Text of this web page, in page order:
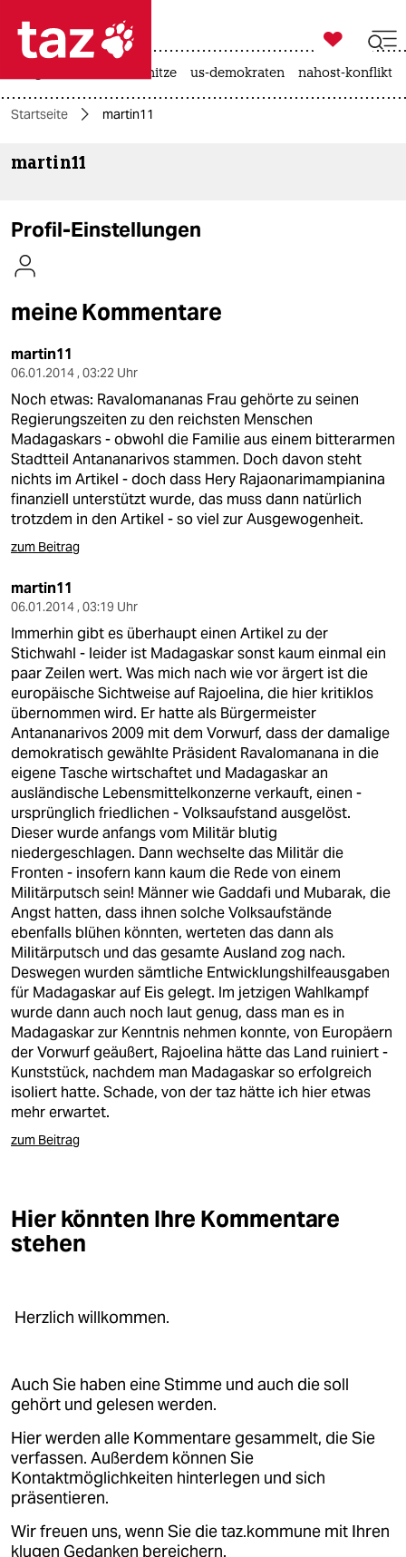
 taz zahl ich
themen
kultur
sport
berlin
nord
wahrheit
verlag
veranstaltungen
shop
fragen & hilfe
unterstützen
abo
genossenschaft
epaper login

taz zahl ich
hitze us-demokraten nahost-konflikt
Startseite martin11
martin11
Profil-Einstellungen
meine Kommentare
martin11
06.01.2014 , 03:22 Uhr
Noch etwas: Ravalomananas Frau gehörte zu seinen
Regierungszeiten zu den reichsten Menschen
Madagaskars - obwohl die Familie aus einem bitterarmen
Stadtteil Antananarivos stammen. Doch davon steht
nichts im Artikel - doch dass Hery Rajaonarimampianina
finanziell unterstützt wurde, das muss dann natürlich
trotzdem in den Artikel - so viel zur Ausgewogenheit.
zum Beitrag
martin11
06.01.2014 , 03:19 Uhr
Immerhin gibt es überhaupt einen Artikel zu der
Stichwahl - leider ist Madagaskar sonst kaum einmal ein
paar Zeilen wert. Was mich nach wie vor ärgert ist die
europäische Sichtweise auf Rajoelina, die hier kritiklos
übernommen wird. Er hatte als Bürgermeister
Antananarivos 2009 mit dem Vorwurf, dass der damalige
demokratisch gewählte Präsident Ravalomanana in die
eigene Tasche wirtschaftet und Madagaskar an
ausländische Lebensmittelkonzerne verkauft, einen -
ursprünglich friedlichen - Volksaufstand ausgelöst.
Dieser wurde anfangs vom Militär blutig
niedergeschlagen. Dann wechselte das Militär die
Fronten - insofern kann kaum die Rede von einem
Militärputsch sein! Männer wie Gaddafi und Mubarak, die
Angst hatten, dass ihnen solche Volksaufstände
ebenfalls blühen könnten, werteten das dann als
Militärputsch und das gesamte Ausland zog nach.
Deswegen wurden sämtliche Entwicklungshilfeausgaben
für Madagaskar auf Eis gelegt. Im jetzigen Wahlkampf
wurde dann auch noch laut genug, dass man es in
Madagaskar zur Kenntnis nehmen konnte, von Europäern
der Vorwurf geäußert, Rajoelina hätte das Land ruiniert -
Kunststück, nachdem man Madagaskar so erfolgreich
isoliert hatte. Schade, von der taz hätte ich hier etwas
mehr erwartet.
zum Beitrag
Hier könnten Ihre Kommentare
stehen
Herzlich willkommen.
Auch Sie haben eine Stimme und auch die soll
gehört und gelesen werden.
Hier werden alle Kommentare gesammelt, die Sie
verfassen. Außerdem können Sie
Kontaktmöglichkeiten hinterlegen und sich
präsentieren.
Wir freuen uns, wenn Sie die taz.kommune mit Ihren
klugen Gedanken bereichern.